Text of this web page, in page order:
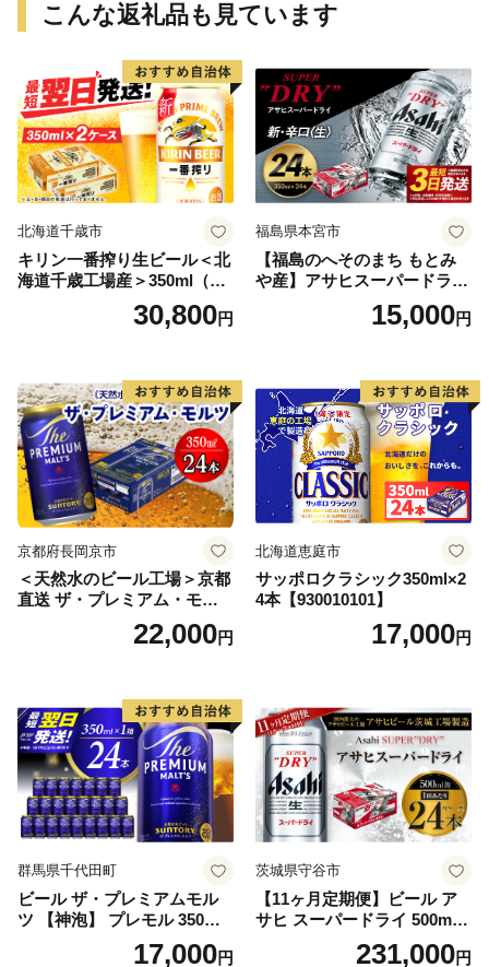
こんな返礼品も見ています
北海道千歳市
キリン一番搾り生ビール＜北
海道千歳工場産＞350ml（24
30,800円
福島県本宮市
【福島のへそのまち もとみ
や産】アサヒスーパードライ
350ml×24本 合計8.4L 1ケー
ス アルコール度数5% 缶ビー
口 送料無料 カメイ 本宮市
【07214-0206】
15,000円
京都府長岡京市
＜天然水のビール工場＞京都
直送 ザ・プレミアム・モル
ツ 350ml×24本 プレモル [149
22,000円
北海道恵庭市
サッポロクラシック350ml×2
4本【930010101】
17,000円
群馬県千代田町
ビール ザ・プレミアムモル
ツ 【神泡】 プレモル 350ml
× 24本 サントリー〈天然水の
ビール工場〉群馬※沖縄・離
17,000円
茨城県守谷市
【11ヶ月定期便】ビール ア
サヒ スーパードライ 500ml 2
4本 1ケース×11ヶ月 | アサヒ
ビール 究極の辛口 酒 お酒 ア
231,000円